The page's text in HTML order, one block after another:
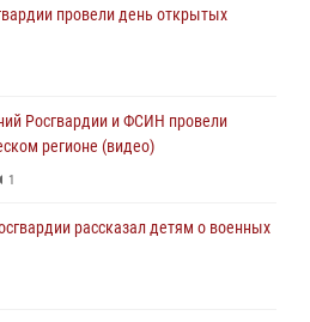
выступил на Всероссийском
форуме «Территория смыслов»
генерал армии Виктор Золотов
тыла с профессиональным
боевое мастерство на Ямале
провели день открытых
Росгвардии и ФСИН провели
регионе (видео)
1
рассказал детям о военных